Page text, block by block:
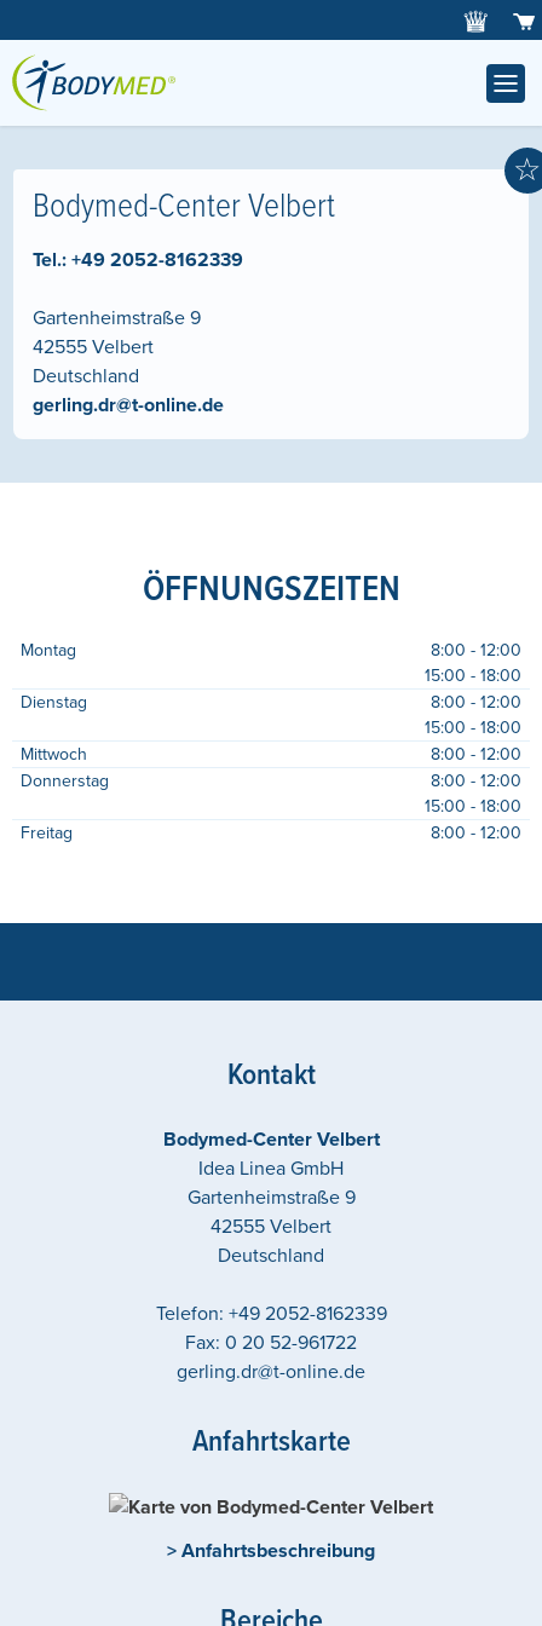
☆
Bodymed-Center Velbert
Tel.:+49 2052-8162339
Gartenheimstraße 9
42555 Velbert
Deutschland
gerling.dr@t-online.de
ÖFFNUNGSZEITEN
Montag
8:00 - 12:00
15:00 - 18:00
Dienstag
8:00 - 12:00
15:00 - 18:00
Mittwoch
8:00 - 12:00
Donnerstag
8:00 - 12:00
15:00 - 18:00
Freitag
8:00 - 12:00
Kontakt
Bodymed-Center Velbert
Idea Linea GmbH
Gartenheimstraße 9
42555 Velbert
Deutschland
Telefon: +49 2052-8162339
Fax: 0 20 52-961722
gerling.dr@t-online.de
Anfahrtskarte
> Anfahrtsbeschreibung